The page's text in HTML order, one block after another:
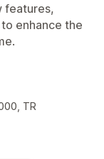
features,
enhance the
TR